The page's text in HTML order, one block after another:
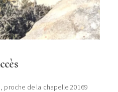
proche de la chapelle 20169